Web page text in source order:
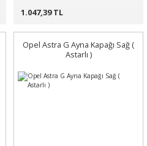
1.047,39 TL
Opel Astra G Ayna Kapağı Sağ (
Astarlı )